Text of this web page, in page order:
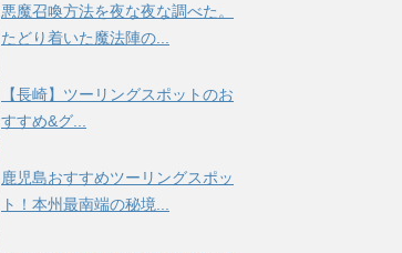
悪魔召喚方法を夜な夜な調べた。
たどり着いた魔法陣の...
【長崎】ツーリングスポットのお
すすめ&グ...
鹿児島おすすめツーリングスポッ
ト！本州最南端の秘境...